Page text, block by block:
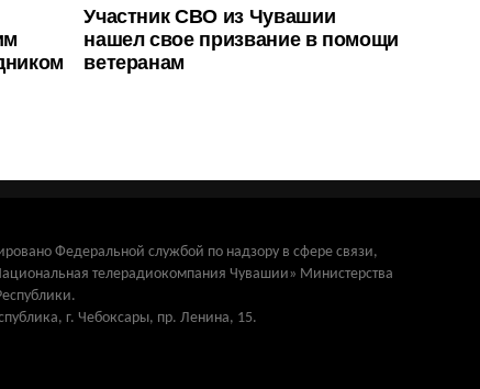
Участник СВО из Чувашии
нашел свое призвание в помощи
ветеранам
Федеральной службой по надзору в сфере связи,
телерадиокомпания Чувашии» Министерства
г. Чебоксары, пр. Ленина, 15.